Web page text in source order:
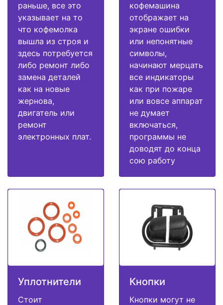
раньше, все это
указывает на то
что кофемолка
вышла из строя и
здесь потребуется
либо ремонт либо
замена деталей
как на новые
жернова,
двигатель или
ремонт
электронных плат.
кофемашина
отображает на
экране ошибки
или непонятные
символы,
начинают мерцать
все индикаторы
как при пожаре
или вовсе аппарат
не думает
включаться,
программы не
доводят до конца
сою работу
Уплотнители
Стоит
Кнопки
Кнопки могут не